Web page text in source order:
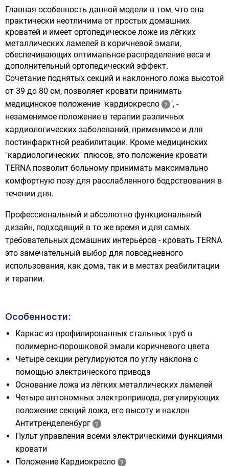
Главная особенность данной модели в том, что она
практически неотличима от простых домашних
кроватей и имеет ортопедическое ложе из лёгких
металлических ламелей в коричневой эмали,
обеспечивающих оптимальное распределение веса и
дополнительный ортопедический эффект.
Сочетание поднятых секций и наклонного ложа высотой
от 39 до 80 см, позволяет кровати принимать
медицинское положение "кардиокресло
", -
незаменимое положение в терапии различных
кардиологических заболеваний, применимое и для
постинфарктной реабилитации. Кроме медицинских
"кардиологических" плюсов, это положение кровати
TERNA позволит больному принимать максимально
комфортную позу для расслабленного бодрствования в
течении дня.
Профессиональный и абсолютно функциональный
дизайн, подходящий в то же время и для самых
требовательных домашних интерьеров - кровать TERNA
это замечательный выбор для повседневного
использования, как дома, так и в местах реабилитации
и терапии.
Особенности:
Каркас из профилированных стальных труб в
полимерно-порошковой эмали коричневого цвета
Четыре секции регулируются по углу наклона с
помощью электрического привода
Основание ложа из лёгких металлических ламелей
Четыре автономных электропривода, регулирующих
положение секций ложа, его высоту и наклон
Антитренделенбург
Пульт управления всеми электрическими функциями
кровати
Положение Кардиокресло